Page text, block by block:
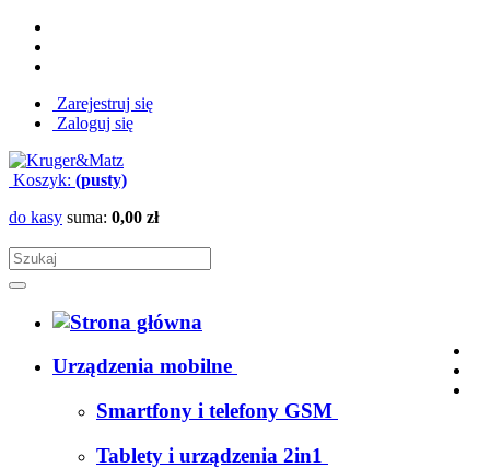
Zarejestruj się
Zaloguj się
Koszyk: (pusty)
do kasy suma: 0,00 zł
Urządzenia mobilne
Smartfony i telefony GSM
Tablety i urządzenia 2in1